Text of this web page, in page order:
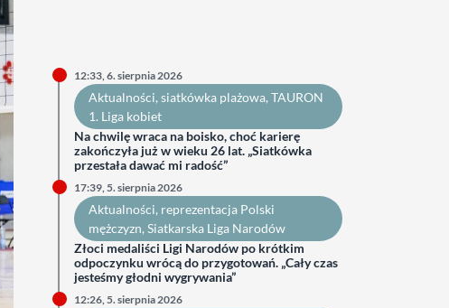
12:33, 6. sierpnia 2026
Aktualności, siatkówka plażowa, TAURON
1. Liga kobiet
Na chwilę wraca na boisko, choć karierę
zakończyła już w wieku 26 lat. „Siatkówka
przestała dawać mi radość”
17:39, 5. sierpnia 2026
Aktualności, reprezentacja Polski
mężczyzn, Siatkarska Liga Narodów
Złoci medaliści Ligi Narodów po krótkim
odpoczynku wrócą do przygotowań. „Cały czas
jesteśmy głodni wygrywania”
12:26, 5. sierpnia 2026